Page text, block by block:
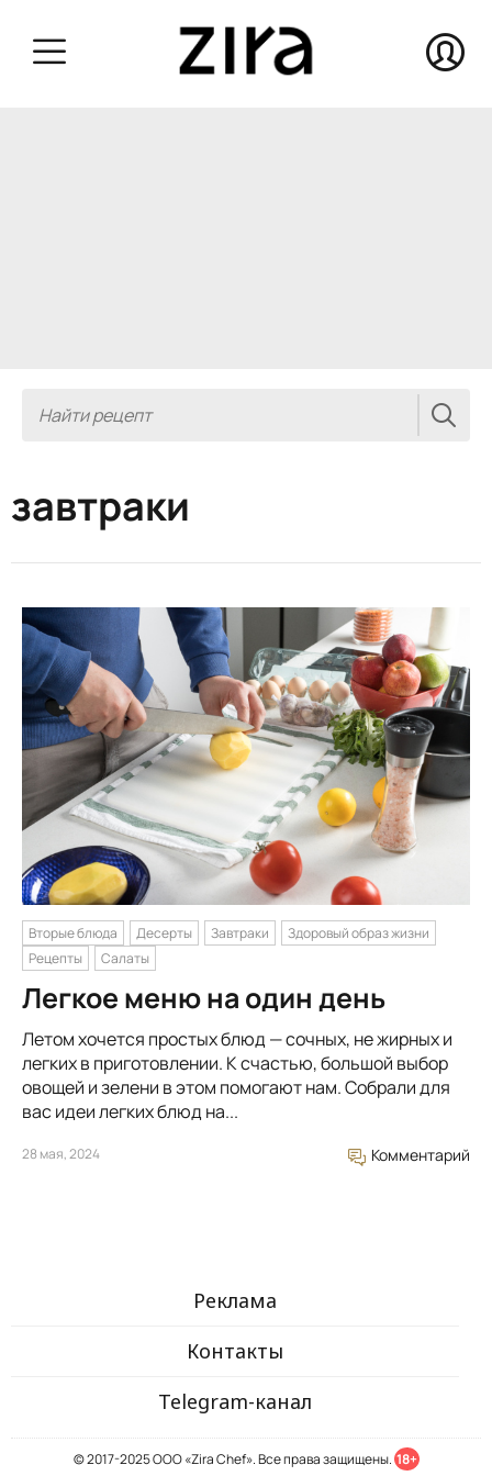
завтраки
Вторые блюда Десерты Завтраки
Здоровый образ жизни
Рецепты
Салаты
Легкое меню на один день
Летом хочется простых блюд — сочных, не жирных и
легких в приготовлении. К счастью, большой выбор
овощей и зелени в этом помогают нам. Собрали для
вас идеи легких блюд на...
28 мая, 2024 Комментарий
Реклама
Контакты
Telegram-канал
© 2017-2025 ООО «Zira Chef». Все права защищены. 18+